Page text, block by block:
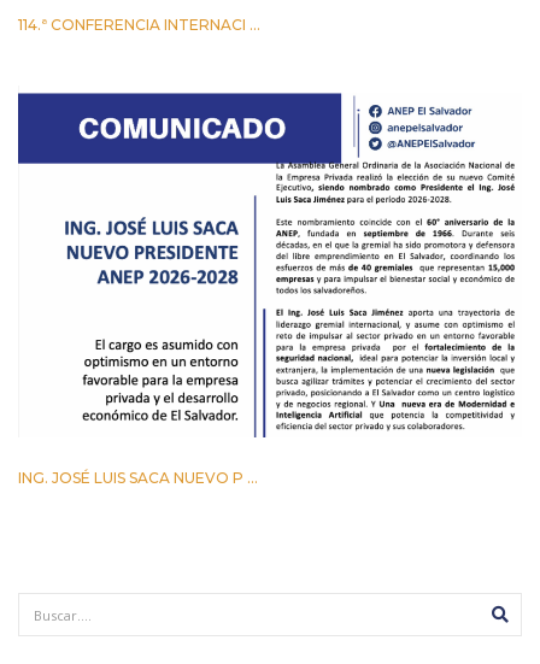
114.ª CONFERENCIA INTERNACI ...
ING. JOSÉ LUIS SACA NUEVO P ...